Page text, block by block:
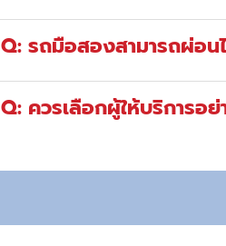
Q: รถมือสองสามารถผ่อน
Q: ควรเลือกผู้ให้บริการอ